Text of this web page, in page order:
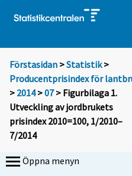
Förstasidan >Statistik >
Producentprisindex för
> 2014>07> Figurbilaga 1.
Utveckling av jordbrukets
prisindex 2010=100, 1/2010–
7/2014
Öppna menyn